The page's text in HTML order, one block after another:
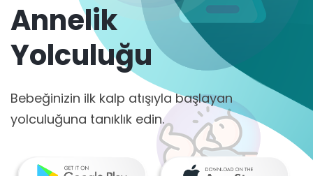
Annelik
Yolculuğu
Bebeğinizin ilk kalp atışıyla başlayan
yolculuğuna tanıklık edin.